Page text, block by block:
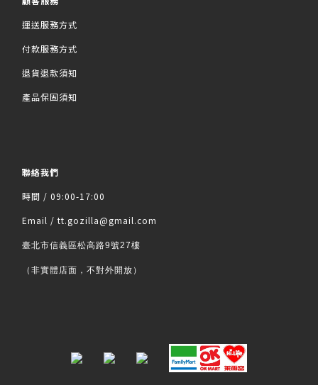
運送服務方式
付款服務方式
退貨退款須知
產品保固須知
聯絡我們
時間 / 09:00-17:00
Email / tt.gozilla@gmail.com
臺北市信義區松高路9號27樓
（非實體店面，不對外開放）